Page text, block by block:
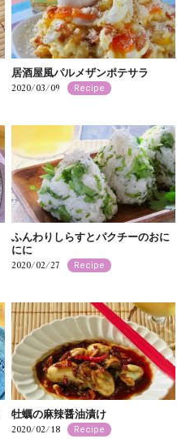
居酒屋風パルメザンポテサラ
2020/03/09 Recipe
ふんわりしらすとパクチーのおに
にに
2020/02/27 Recipe
牡蠣の麻辣醤油漬け
2020/02/18 Recipe